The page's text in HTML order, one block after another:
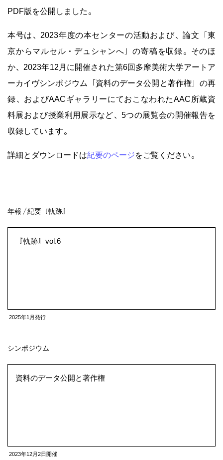
PDF版を公開しました。
本号は、2023年度の本センターの活動および、論文「東
京からマルセル・デュシャンへ」の寄稿を収録。そのほ
か、2023年12月に開催された第6回多摩美術大学アートア
ーカイヴシンポジウム「資料のデータ公開と著作権」の再
録、およびAACギャラリーにておこなわれたAAC所蔵資
料展および授業利用展示など、5つの展覧会の開催報告を
収録しています。
詳細とダウンロードは紀要のページをご覧ください。
『軌跡』vol.6
2025年1月発行
資料のデータ公開と著作権
2023年12月2日開催